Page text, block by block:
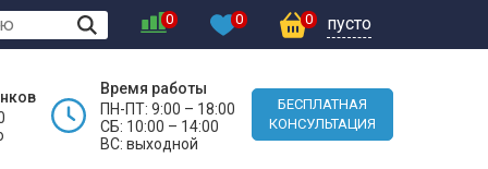
0 0 0 пусто
Время работы
ПН-ПТ: 9:00 – 18:00
СБ: 10:00 – 14:00
ВС: выходной
БЕСПЛАТНАЯ
КОНСУЛЬТАЦИЯ